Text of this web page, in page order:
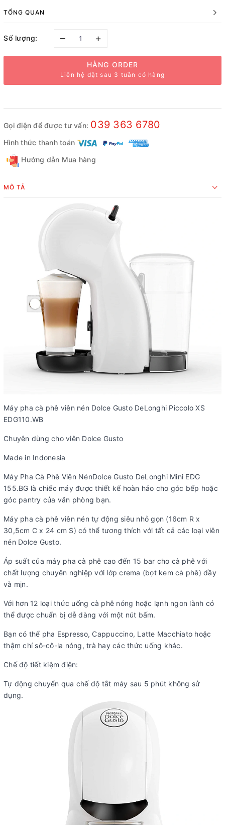
TỔNG QUAN
Số lượng: – +
HÀNG ORDER
Liên hệ đặt sau 3 tuần có hàng
Gọi điện để được tư vấn: 039 363 6780
Hình thức thanh toán
Hướng dẫn Mua hàng
MÔ TẢ
Máy pha cà phê viên nén Dolce Gusto DeLonghi Piccolo XS
EDG110.WB
Chuyên dùng cho viên Dolce Gusto
Made in Indonesia
Máy Pha Cà Phê Viên NénDolce Gusto DeLonghi Mini EDG
155.BG là chiếc máy được thiết kế hoàn hảo cho góc bếp hoặc
góc pantry của văn phòng bạn.
Máy pha cà phê viên nén tự động siêu nhỏ gọn (16cm R x
30,5cm C x 24 cm S) có thể tương thích với tất cả các loại viên
nén Dolce Gusto.
Áp suất của máy pha cà phê cao đến 15 bar cho cà phê với
chất lượng chuyên nghiệp với lớp crema (bọt kem cà phê) dầy
và mịn.
Với hơn 12 loại thức uống cà phê nóng hoặc lạnh ngon lành có
thể được chuẩn bị dễ dàng với một nút bấm.
Bạn có thể pha Espresso, Cappuccino, Latte Macchiato hoặc
thậm chí sô-cô-la nóng, trà hay các thức uống khác.
Chế độ tiết kiệm điện:
Tự động chuyển qua chế độ tắt máy sau 5 phút không sử
dụng.